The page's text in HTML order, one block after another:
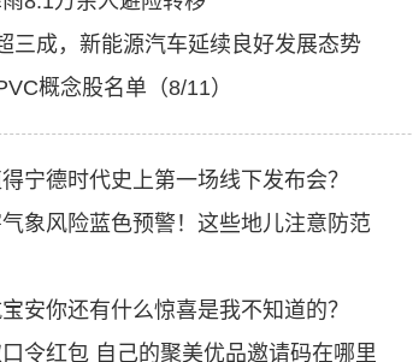
三成，新能源汽车延续良好发展态势
概念股名单（8/11）
宁德时代史上第一场线下发布会？
象风险蓝色预警！这些地儿注意防范
安你还有什么惊喜是我不知道的？
令红包 自己的聚美优品邀请码在哪里